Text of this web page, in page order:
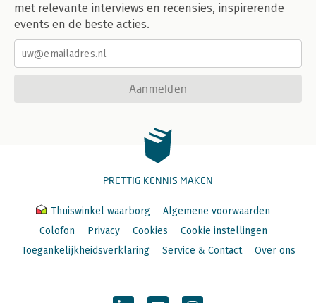
met relevante interviews en recensies, inspirerende
events en de beste acties.
Aanmelden
PRETTIG KENNIS MAKEN
Thuiswinkel waarborg
Algemene voorwaarden
Colofon
Privacy Cookies
Cookie instellingen
Toegankelijkheidsverklaring
Service & Contact Over ons